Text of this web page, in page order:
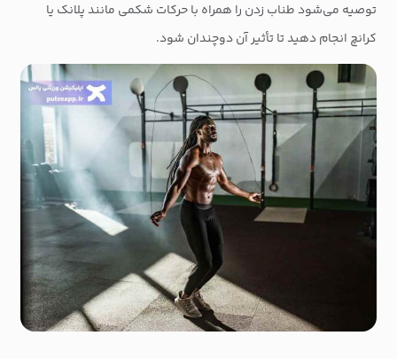
توصیه می‌شود طناب زدن را همراه با حرکات شکمی مانند پلانک یا
کرانچ انجام دهید تا تأثیر آن دوچندان شود.